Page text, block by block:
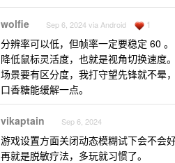
wolfie Sep 6, 2024 via Android 1
分辨率可以低，但帧率一定要稳定 60 。
降低鼠标灵活度，也就是视角切换速度
场景要有区分度，我打守望先锋就不晕
口香糖能缓解一点。
vikaptain Sep 6, 2024
游戏设置方面关闭动态模糊试下会不会好
再就是脱敏疗法，多玩就习惯了。